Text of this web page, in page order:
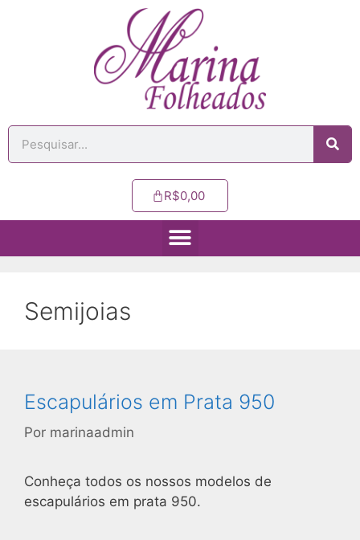
R$0,00
Semijoias
Escapulários em Prata 950
Por marinaadmin
Conheça todos os nossos modelos de
escapulários em prata 950.